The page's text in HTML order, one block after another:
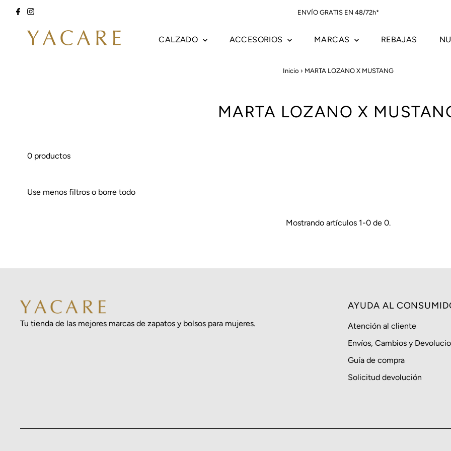
Ir directamente al contenido ENVÍO GRATIS EN 48/72h*
CALZADO ACCESORIOS MARCAS REBAJAS
Inicio › MARTA LOZANO X MUSTANG
MARTA LOZANO X
0 productos
Use menos filtros o borre todo
Mostrando artículos 1-0 de 0.
Tu tienda de las mejores marcas de zapatos y bolsos para mujeres.
AYUDA AL
Atención al cliente
Envíos, Cambios y
Guía de compra
Solicitud devolución